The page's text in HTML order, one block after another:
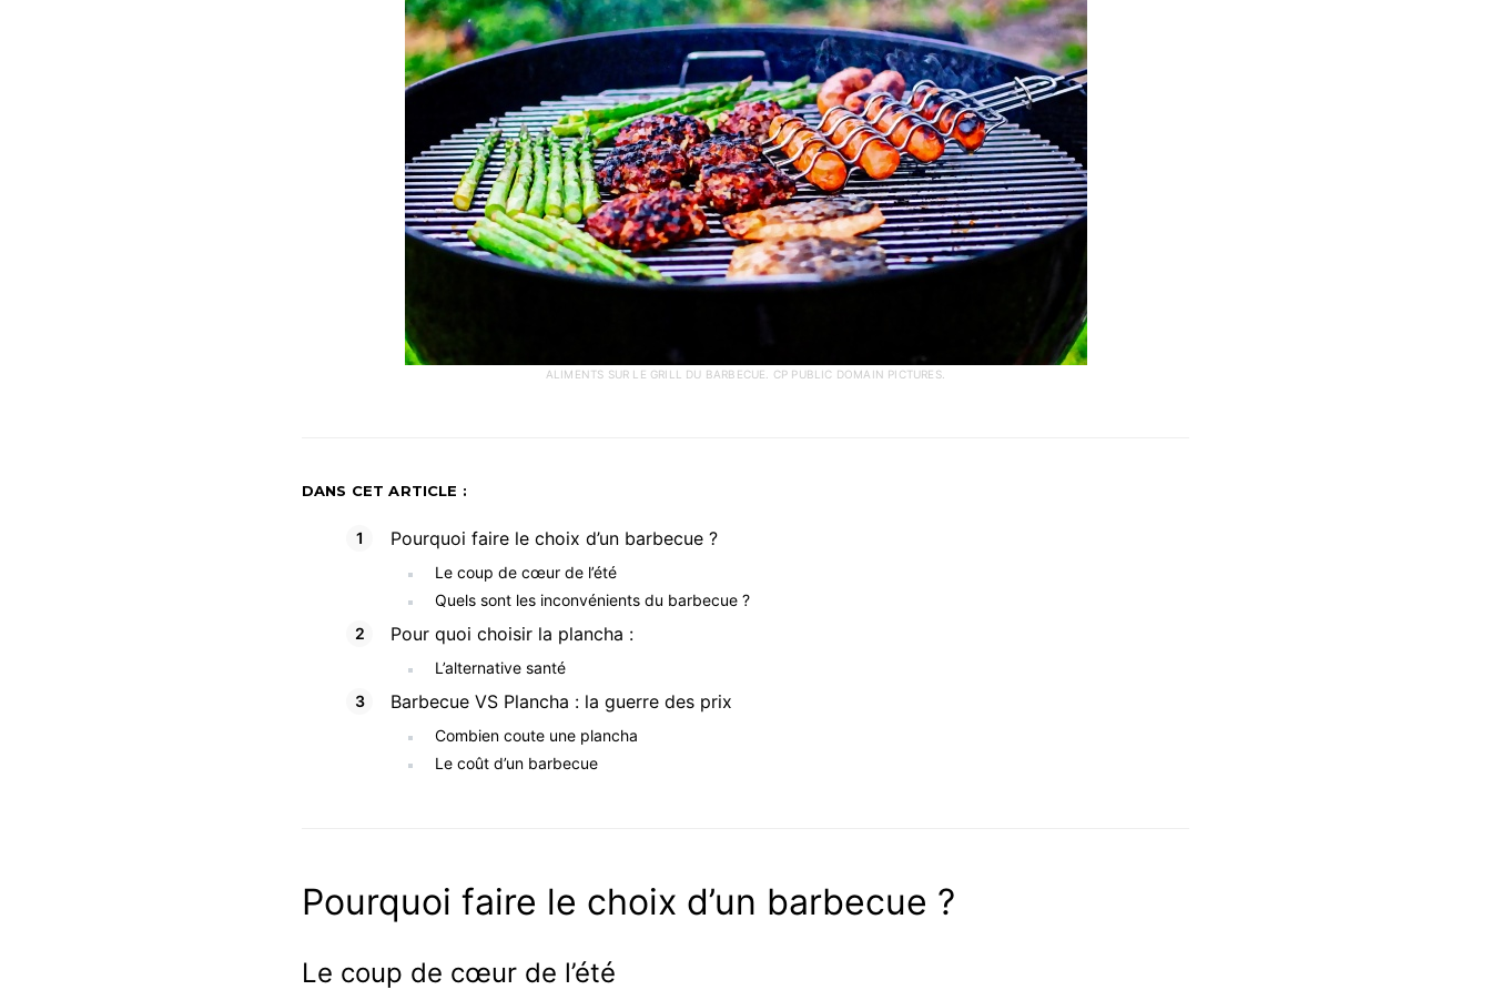
ALIMENTS SUR LE GRILL DU BARBECUE. CP PUBLIC DOMAIN PICTURES.
DANS CET ARTICLE :
Pourquoi faire le choix d’un barbecue ?
Le coup de cœur de l’été
Quels sont les inconvénients du barbecue ?
Pour quoi choisir la plancha :
L’alternative santé
Barbecue VS Plancha : la guerre des prix
Combien coute une plancha
Le coût d’un barbecue
Pourquoi faire le choix d’un barbecue ?
Le coup de cœur de l’été